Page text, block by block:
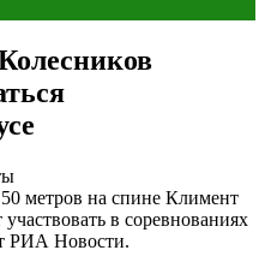
метров на спине Климент
в соревнованиях
РИА Новости.